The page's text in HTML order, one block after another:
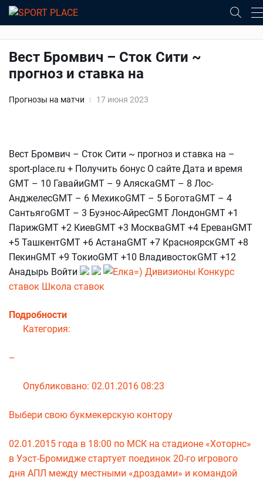
Вест Бромвич – Сток Сити ~
прогноз и ставка на
Прогнозы на матчи 17 июня 2023
Вест Бромвич – Сток Сити ~ прогноз и ставка на –
sport-place.ru + Получить бонус О сайте Дата и время
GMT – 10 ГавайиGMT – 9 АляскаGMT – 8 Лос-
АнджелесGMT – 6 МехикоGMT – 5 БоготаGMT – 4
СантьягоGMT – 3 Буэнос-АйресGMT ЛондонGMT +1
ПарижGMT +2 КиевGMT +3 МоскваGMT +4 ЕреванGMT
+5 ТашкентGMT +6 АстанаGMT +7 КрасноярскGMT +8
ПекинGMT +9 ТокиоGMT +10 ВладивостокGMT +12
Анадырь Войти
Дивизионы Конкурс
ставок Школа ставок
Подробности
Категория:
–
Опубликовано: 02.01.2016 08:23
Выбери свою букмекерскую контору
02.01.2015 года в 18:00 по МСК на стадионе «Хоторнс»
в Уэст-Бромидже стартует поединок 20-го игрового
дня АПЛ между местными «дроздами» и командой